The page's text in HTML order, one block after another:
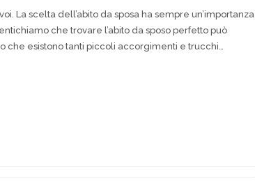
La scelta dell’abito da sposa ha sempre un’importanza
che trovare l’abito da sposo perfetto può
che esistono tanti piccoli accorgimenti e trucchi…